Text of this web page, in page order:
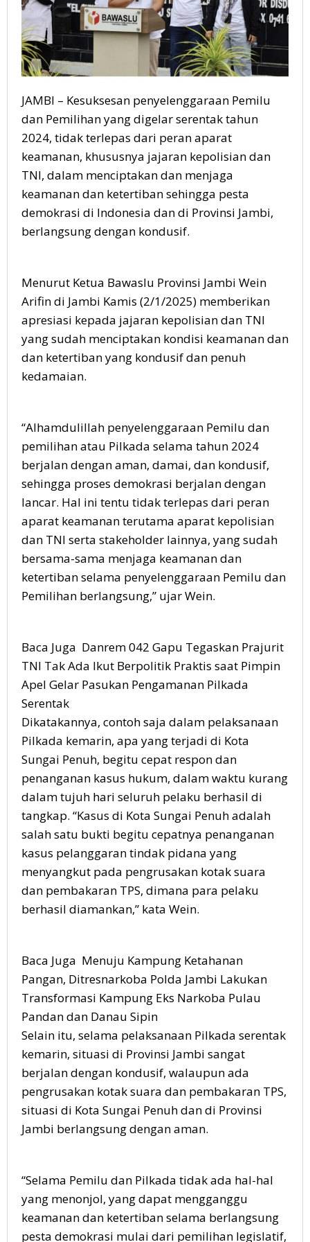
JAMBI – Kesuksesan penyelenggaraan Pemilu
dan Pemilihan yang digelar serentak tahun
2024, tidak terlepas dari peran aparat
keamanan, khususnya jajaran kepolisian dan
TNI, dalam menciptakan dan menjaga
keamanan dan ketertiban sehingga pesta
demokrasi di Indonesia dan di Provinsi Jambi,
berlangsung dengan kondusif.
Menurut Ketua Bawaslu Provinsi Jambi Wein
Arifin di Jambi Kamis (2/1/2025) memberikan
apresiasi kepada jajaran kepolisian dan TNI
yang sudah menciptakan kondisi keamanan dan
dan ketertiban yang kondusif dan penuh
kedamaian.
“Alhamdulillah penyelenggaraan Pemilu dan
pemilihan atau Pilkada selama tahun 2024
berjalan dengan aman, damai, dan kondusif,
sehingga proses demokrasi berjalan dengan
lancar. Hal ini tentu tidak terlepas dari peran
aparat keamanan terutama aparat kepolisian
dan TNI serta stakeholder lainnya, yang sudah
bersama-sama menjaga keamanan dan
ketertiban selama penyelenggaraan Pemilu dan
Pemilihan berlangsung,” ujar Wein.
Baca Juga Danrem 042 Gapu Tegaskan Prajurit
TNI Tak Ada Ikut Berpolitik Praktis saat Pimpin
Apel Gelar Pasukan Pengamanan Pilkada
Serentak
Dikatakannya, contoh saja dalam pelaksanaan
Pilkada kemarin, apa yang terjadi di Kota
Sungai Penuh, begitu cepat respon dan
penanganan kasus hukum, dalam waktu kurang
dalam tujuh hari seluruh pelaku berhasil di
tangkap. “Kasus di Kota Sungai Penuh adalah
salah satu bukti begitu cepatnya penanganan
kasus pelanggaran tindak pidana yang
menyangkut pada pengrusakan kotak suara
dan pembakaran TPS, dimana para pelaku
berhasil diamankan,” kata Wein.
Baca Juga Menuju Kampung Ketahanan
Pangan, Ditresnarkoba Polda Jambi Lakukan
Transformasi Kampung Eks Narkoba Pulau
Pandan dan Danau Sipin
Selain itu, selama pelaksanaan Pilkada serentak
kemarin, situasi di Provinsi Jambi sangat
berjalan dengan kondusif, walaupun ada
pengrusakan kotak suara dan pembakaran TPS,
situasi di Kota Sungai Penuh dan di Provinsi
Jambi berlangsung dengan aman.
“Selama Pemilu dan Pilkada tidak ada hal-hal
yang menonjol, yang dapat mengganggu
keamanan dan ketertiban selama berlangsung
pesta demokrasi mulai dari pemilihan legislatif,